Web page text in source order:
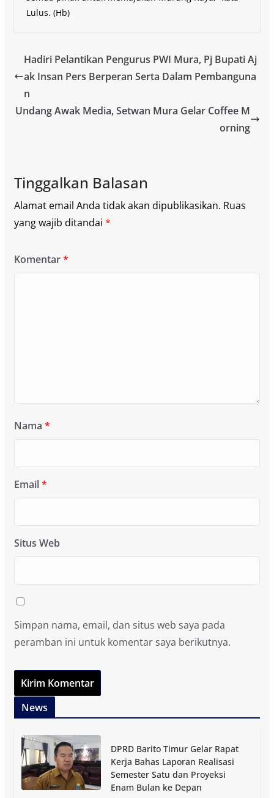
Lulus. (Hb)
Hadiri Pelantikan Pengurus PWI Mura, Pj Bupati Aj
ak Insan Pers Berperan Serta Dalam Pembanguna
n
Undang Awak Media, Setwan Mura Gelar Coffee M
orning
Tinggalkan Balasan
Alamat email Anda tidak akan dipublikasikan. Ruas
yang wajib ditandai *
Komentar*
Nama *
Email*
Situs Web
Simpan nama, email, dan situs web saya pada
peramban ini untuk komentar saya berikutnya.
News
DPRD Barito Timur Gelar Rapat
Kerja Bahas Laporan Realisasi
Semester Satu dan Proyeksi
Enam Bulan ke Depan